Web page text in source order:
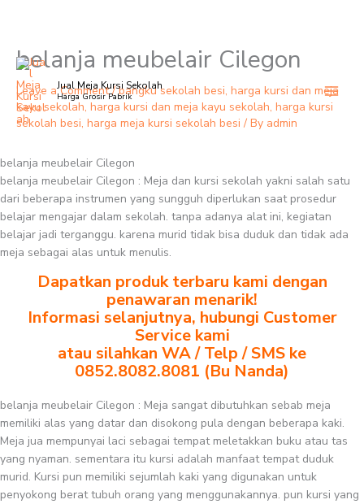
Skip
content
Jual Meja Kursi Sekolah
Harga Grosir Pabrik
belanja meubelair Cilegon
Leave a Comment /bangku sekolah besi, harga kursi dan meja
kayu sekolah, harga kursi dan meja kayu sekolah, harga kursi
sekolah besi, harga meja kursi sekolah besi / By admin
belanja meubelair Cilegon
belanja meubelair Cilegon : Meja dan kursi sekolah yakni salah satu
dari beberapa instrumen yang sungguh diperlukan saat prosedur
belajar mengajar dalam sekolah. tanpa adanya alat ini, kegiatan
belajar jadi terganggu. karena murid tidak bisa duduk dan tidak ada
meja sebagai alas untuk menulis.
Dapatkan produk terbaru kami dengan
penawaran menarik!
Informasi selanjutnya, hubungi Customer
Service kami
atau silahkan WA / Telp / SMS ke
0852.8082.8081 (Bu Nanda)
belanja meubelair Cilegon : Meja sangat dibutuhkan sebab meja
memiliki alas yang datar dan disokong pula dengan beberapa kaki.
Meja jua mempunyai laci sebagai tempat meletakkan buku atau tas
yang nyaman. sementara itu kursi adalah manfaat tempat duduk
murid. Kursi pun memiliki sejumlah kaki yang digunakan untuk
penyokong berat tubuh orang yang menggunakannya. pun kursi yang